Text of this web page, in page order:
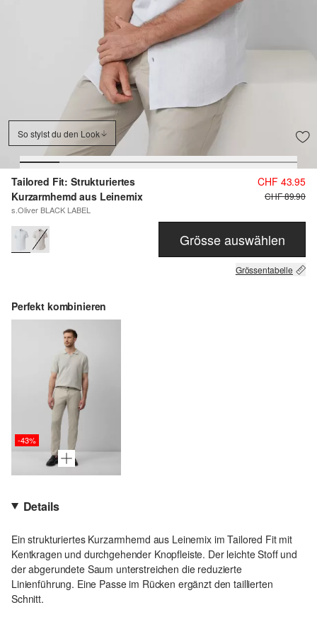
So stylst du den Look
Tailored Fit: Strukturiertes
Kurzarmhemd aus Leinemix
s.Oliver BLACK LABEL
CHF 43.95
CHF 89.90
Grösse auswählen
Grössentabelle
Perfekt kombinieren
-43%
Details
Ein strukturiertes Kurzarmhemd aus Leinemix im Tailored Fit mit
Kentkragen und durchgehender Knopfleiste. Der leichte Stoff und
der abgerundete Saum unterstreichen die reduzierte
Linienführung. Eine Passe im Rücken ergänzt den taillierten
Schnitt.